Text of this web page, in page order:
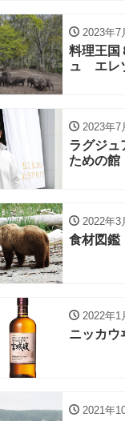
2023年7
料理王国
ュ エレ
2023年7
ラグジュ
ための
2022年3
食材図鑑
2022年1
ニッカウ
2021年